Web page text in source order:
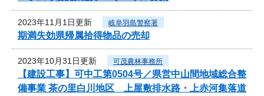
2023年11月1日更新 岐阜羽島警察署
期満失効県帰属拾得物品の売却
2023年10月31日更新 可茂農林事務所
【建設工事】可中工第0504号／県営中山間地域総合整
備事業 茶の里白川地区 上屋敷排水路・上赤河集落道